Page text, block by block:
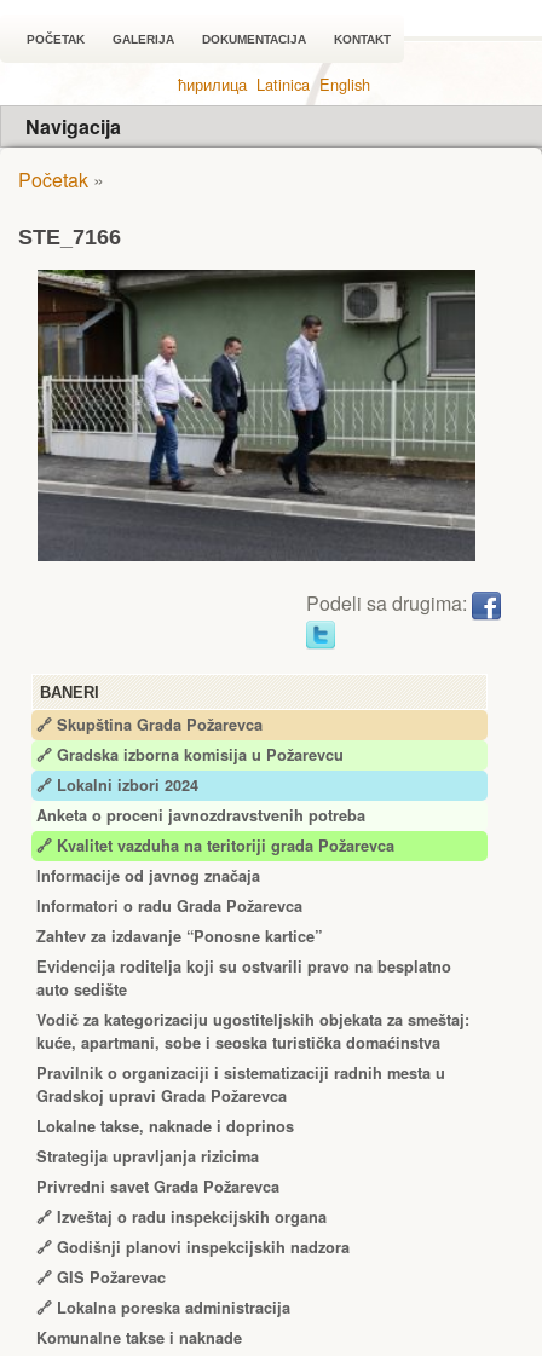
POČETAK GALERIJA DOKUMENTACIJA KONTAKT
ћирилица Latinica English
Navigacija
BANERI
🔗 Skupština Grada Požarevca
🔗 Gradska izborna komisija u Požarevcu
🔗 Lokalni izbori 2024
Anketa o proceni javnozdravstvenih potreba
🔗 Kvalitet vazduha na teritoriji grada Požarevca
Informacije od javnog značaja
Informatori o radu Grada Požarevca
Zahtev za izdavanje “Ponosne kartice”
Еvidencija roditelja koji su ostvarili pravo na besplatno
auto sedište
Vodič za kategorizaciju ugostiteljskih objekata za smeštaj:
kuće, apartmani, sobe i seoska turistička domaćinstva
Pravilnik o organizaciji i sistematizaciji radnih mesta u
Gradskoj upravi Grada Požarevca
Lokalne takse, naknade i doprinos
Strategija upravljanja rizicima
Privredni savet Grada Požarevca
🔗 Izveštaj o radu inspekcijskih organa
🔗 Godišnji planovi inspekcijskih nadzora
🔗 GIS Požarevac
🔗 Lokalna poreska administracija
Komunalne takse i naknade
Početak »
STE_7166
Podeli sa drugima: